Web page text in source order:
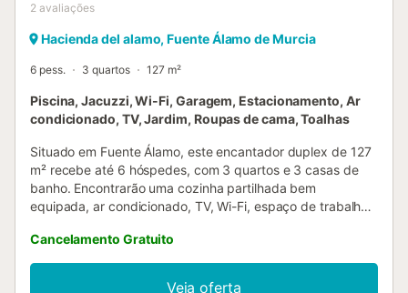
2 avaliações
Hacienda del alamo, Fuente Álamo de Murcia
6 pess. 3 quartos 127 m²
Piscina, Jacuzzi, Wi-Fi, Garagem, Estacionamento, Ar
condicionado, TV, Jardim, Roupas de cama, Toalhas
Situado em Fuente Álamo, este encantador duplex de 127
m² recebe até 6 hóspedes, com 3 quartos e 3 casas de
banho. Encontrarão uma cozinha partilhada bem
equipada, ar condicionado, TV, Wi-Fi, espaço de trabalho
jacuzzi privado para relaxar. No exterior, desfrutem do
vosso jardim e varanda privados, ideais para refeições ao
ar livre com grelhador privado. A piscina exterior aquecida
Cancelamento Gratuito
Veja oferta